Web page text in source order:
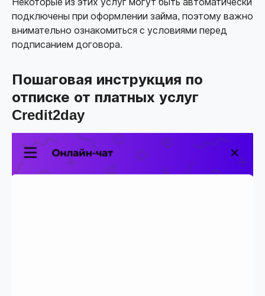
подключены при оформлении займа, поэтому важно
внимательно ознакомиться с условиями перед
подписанием договора.
Пошаговая инструкция по
отписке от платных услуг
Credit2day